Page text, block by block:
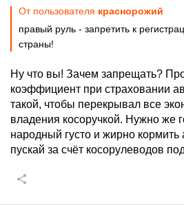
От пользователя краснорожий
правый руль - запретить к
страны!
Ну что вы! Зачем запрещать?
коэффициент при страховании
такой, чтобы перекрывал все
владения косоручкой. Нужно же
народный густо и жирно
пускай за счёт косорулеводов